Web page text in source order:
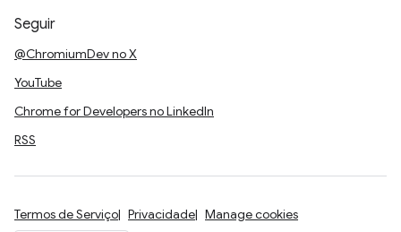
Seguir
@ChromiumDev no X
YouTube
Chrome for Developers no LinkedIn
RSS
Termos de Serviço Privacidade Manage cookies